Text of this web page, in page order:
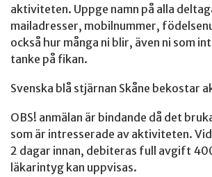
aktiviteten. Uppge namn på alla
mailadresser, mobilnummer,
också hur många ni blir, även ni som
tanke på fikan.
Svenska blå stjärnan Skåne bekostar
OBS! anmälan är bindande då det
som är intresserade av aktiviteten.
2 dagar innan, debiteras full avgift
läkarintyg kan uppvisas.